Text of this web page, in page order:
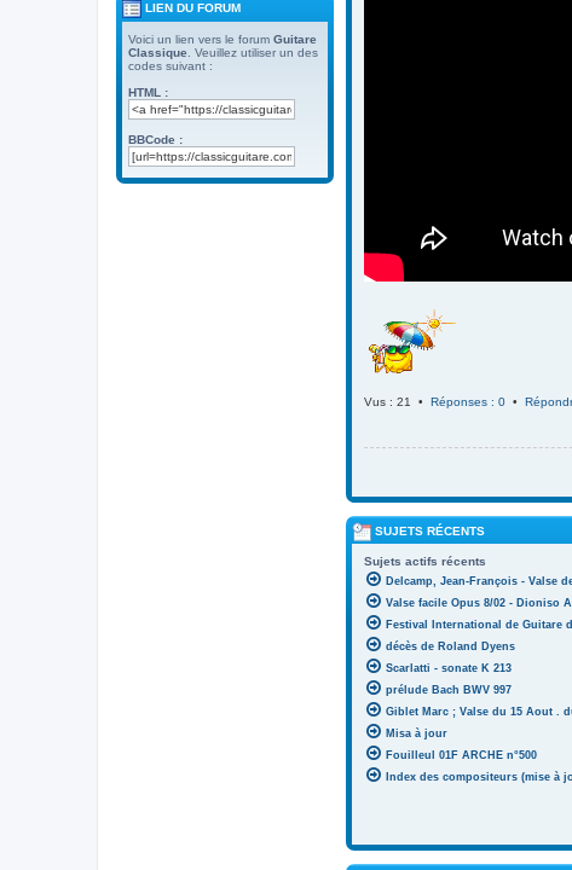
Vus : 21 • Réponses : 0 •
SUJETS RÉCENTS
Sujets actifs récents
Delcamp, Jean-François - Valse
Valse facile Opus 8/02 - Dioniso
Festival International de Guitare
décès de Roland Dyens
Scarlatti - sonate K 213
prélude Bach BWV 997
Giblet Marc ; Valse du 15 Aout .
Misa à jour
Fouilleul 01F ARCHE n°500
Index des compositeurs (mise à
LIEN DU FORUM
Voici un lien vers le forum Guitare
Classique . Veuillez utiliser un des
codes suivant :
HTML :
BBCode :